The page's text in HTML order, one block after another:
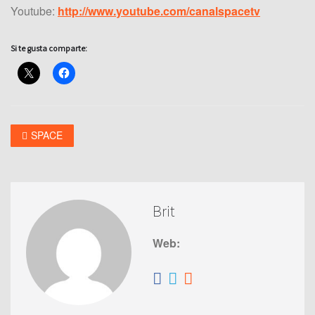
Youtube: http://www.youtube.com/canalspacetv
Si te gusta comparte:
SPACE
Brit
Web: